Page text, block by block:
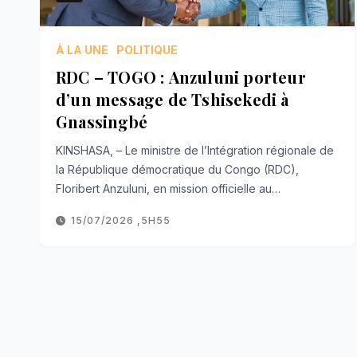
À LA UNE POLITIQUE
RDC – TOGO : Anzuluni porteur
d’un message de Tshisekedi à
Gnassingbé
KINSHASA, – Le ministre de l’Intégration régionale de
la République démocratique du Congo (RDC),
Floribert Anzuluni, en mission officielle au…
15/07/2026 ,5H55